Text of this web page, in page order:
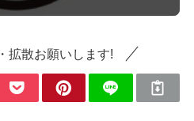
拡散お願いします!